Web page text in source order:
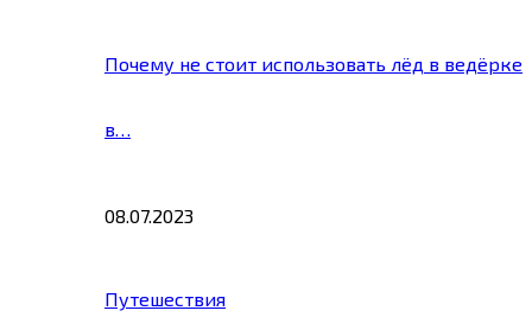
Почему не стоит использовать лёд в ведёрке
в…
08.07.2023
Путешествия